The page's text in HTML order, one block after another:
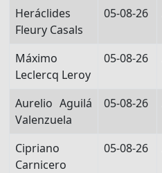
Heráclides
Fleury Casals
05-08-26
Máximo
Leclercq Leroy
05-08-26
Aurelio Aguilá
Valenzuela
05-08-26
Cipriano
Carnicero
05-08-26